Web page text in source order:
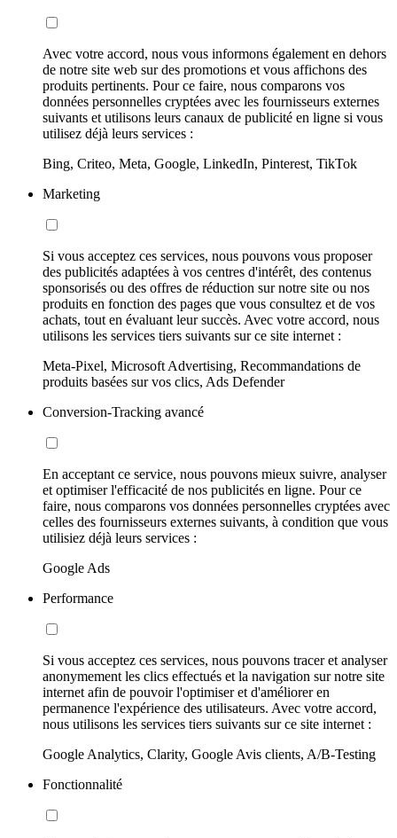
Avec votre accord, nous vous informons également en dehors
de notre site web sur des promotions et vous affichons des
produits pertinents. Pour ce faire, nous comparons vos
données personnelles cryptées avec les fournisseurs externes
suivants et utilisons leurs canaux de publicité en ligne si vous
utilisez déjà leurs services :
Bing, Criteo, Meta, Google, LinkedIn, Pinterest, TikTok
Marketing
Si vous acceptez ces services, nous pouvons vous proposer
des publicités adaptées à vos centres d'intérêt, des contenus
sponsorisés ou des offres de réduction sur notre site ou nos
produits en fonction des pages que vous consultez et de vos
achats, tout en évaluant leur succès. Avec votre accord, nous
utilisons les services tiers suivants sur ce site internet :
Meta-Pixel, Microsoft Advertising, Recommandations de
produits basées sur vos clics, Ads Defender
Conversion-Tracking avancé
En acceptant ce service, nous pouvons mieux suivre, analyser
et optimiser l'efficacité de nos publicités en ligne. Pour ce
faire, nous comparons vos données personnelles cryptées avec
celles des fournisseurs externes suivants, à condition que vous
utilisiez déjà leurs services :
Google Ads
Performance
Si vous acceptez ces services, nous pouvons tracer et analyser
anonymement les clics effectués et la navigation sur notre site
internet afin de pouvoir l'optimiser et d'améliorer en
permanence l'expérience des utilisateurs. Avec votre accord,
nous utilisons les services tiers suivants sur ce site internet :
Google Analytics, Clarity, Google Avis clients, A/B-Testing
Fonctionnalité